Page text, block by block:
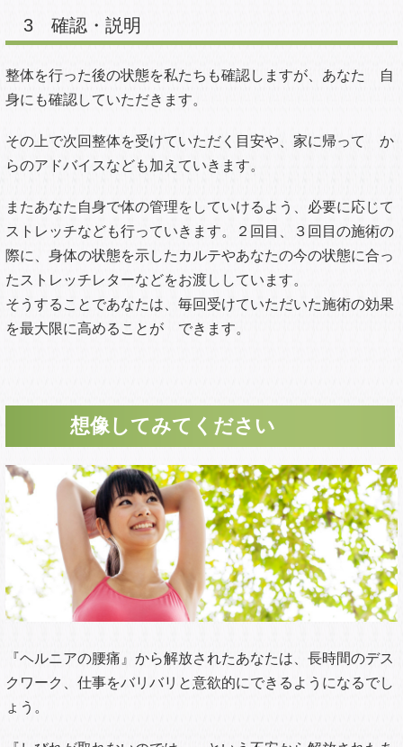
す
効果的な施術を行うためには、まずあなたの体を正しく把握
すること、ヘルニア、腰部の状態が今どういう状態であるの
これは施術の効果を高めるためだけでなく、その後の予後
（施術効果の予測、施術期間の予測）や思わぬ事故、施術後
の不要な痛みを防ぐためにも重要と考えます。
もちろんただ痛い箇所だけ聞いて、そこに電気を流したり、
マッサージをするわけではありません。
それにより、あなたはこれから始める施術を安心して受けて
いただくことができます。
2 インナーマッスルをほぐします（体の奥の
筋肉をほぐす）
あなたが今までおそらく受けてきた牽引、低周波、骨盤矯
ーチする施術法です。筋肉の間を縫うように圧を体に入れて
いくことにより、体の奥の筋肉をほぐしていきます。